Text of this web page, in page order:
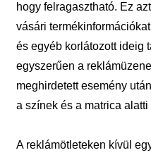
hogy felragasztható. Ez
vásári
és egyéb korlátozott ideig
egyszerűen a
meghirdetett esemény
a színek és a matrica
A reklámötleteken kívül